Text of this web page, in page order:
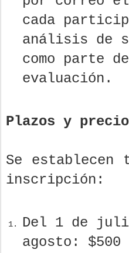
cada
análisis de
como parte
evaluación.
Plazos y
Se establecen
inscripción:
Del 1 de
agosto: $500